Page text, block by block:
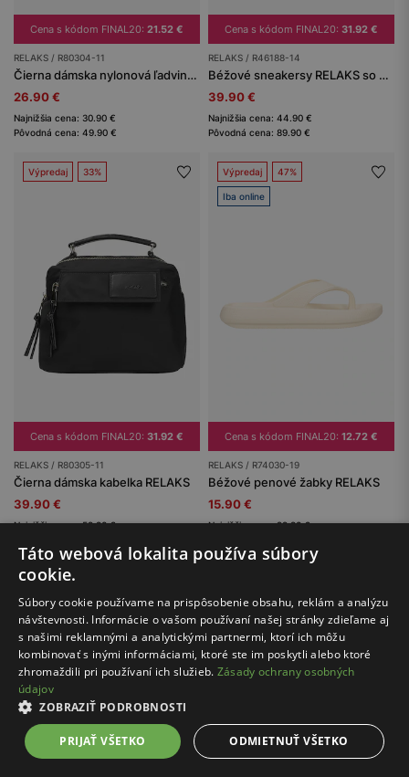
Cena s kódom FINAL20: 21.52 €
RELAKS / R80304-11
Čierna dámska nylonová ľadvinka RELAKS
26.90 €
Najnižšia cena: 30.90 €
Pôvodná cena: 49.90 €
Cena s kódom FINAL20: 31.92 €
RELAKS / R46188-14
Béžové sneakersy RELAKS so suchým zipsom
39.90 €
Najnižšia cena: 44.90 €
Pôvodná cena: 89.90 €
Výpredaj 33%
Cena s kódom FINAL20: 31.92 €
RELAKS / R80305-11
Čierna dámska kabelka RELAKS
39.90 €
Najnižšia cena: 59.90 €
Výpredaj 47%
Iba online
Cena s kódom FINAL20: 12.72 €
RELAKS / R74030-19
Béžové penové žabky RELAKS
15.90 €
Najnižšia cena: 29.90 €
1 ...
Bezpečné nakupovanie
s certifikátom SSL
Táto webová lokalita používa súbory
cookie.
Súbory cookie používame na prispôsobenie obsahu, reklám a analýzu
návštevnosti. Informácie o vašom používaní našej stránky zdieľame aj
s našimi reklamnými a analytickými partnermi, ktorí ich môžu
kombinovať s inými informáciami, ktoré ste im poskytli alebo ktoré
zhromaždili pri používaní ich služieb. Zásady ochrany osobných
údajov
ZOBRAZIŤ PODROBNOSTI
PRIJAŤ VŠETKO ODMIETNUŤ VŠETKO